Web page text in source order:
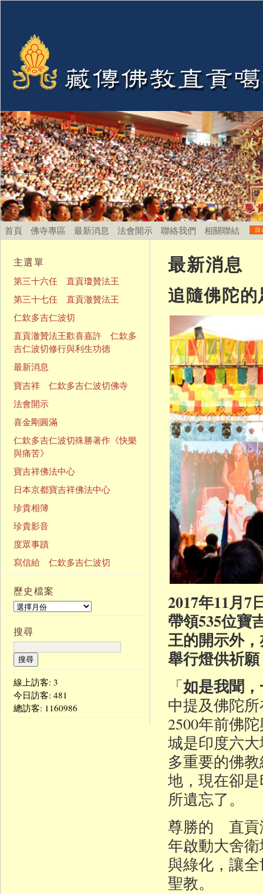
首頁 佛寺專區 最新消息 法會開示 聯絡我們 相關聯結
最新消息
追隨佛陀
2017年11月
帶領535位寶
王的開示外
舉行燈供祈
「如是我聞
中提及佛陀
2500年前佛
城是印度六
多重要的佛
地，現在卻
所遺忘了。
尊勝的 直貢
年啟動大舍
與綠化，讓
聖教。
主選單
第三十六任 直貢瓊贊法王
第三十七任 直貢澈贊法王
仁欽多吉仁波切
直貢澈贊法王歡喜嘉許 仁欽多
吉仁波切修行與利生功德
最新消息
寶吉祥 仁欽多吉仁波切佛寺
法會開示
喜金剛圓滿
仁欽多吉仁波切殊勝著作《快樂
與痛苦》
寶吉祥佛法中心
日本京都寶吉祥佛法中心
珍貴相簿
珍貴影音
度眾事蹟
寫信給 仁欽多吉仁波切
歷史檔案
搜尋
線上訪客: 3
今日訪客: 481
總訪客: 1160986